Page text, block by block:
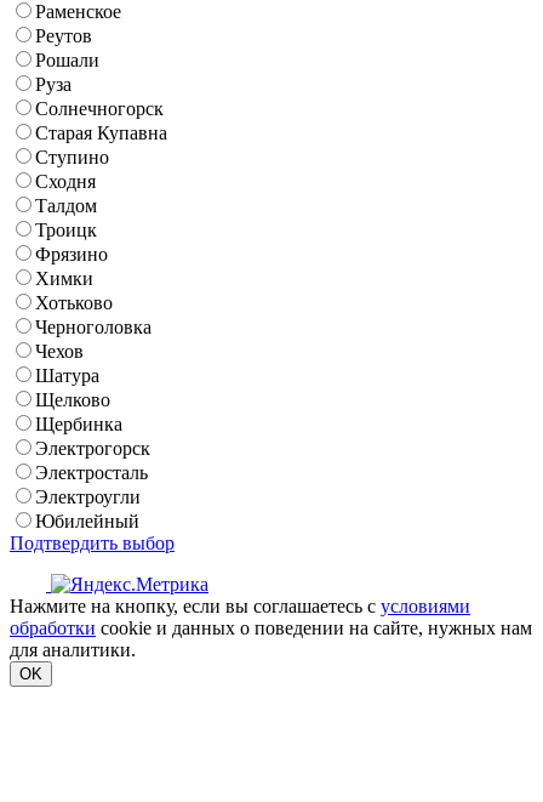
Раменское
Реутов
Рошали
Руза
Солнечногорск
Старая Купавна
Ступино
Сходня
Талдом
Троицк
Фрязино
Химки
Хотьково
Черноголовка
Чехов
Шатура
Щелково
Щербинка
Электрогорск
Электросталь
Электроугли
Юбилейный
Подтвердить выбор
Нажмите на кнопку, если вы соглашаетесь с условиями
обработки cookie и данных о поведении на сайте, нужных нам
для аналитики.
OK